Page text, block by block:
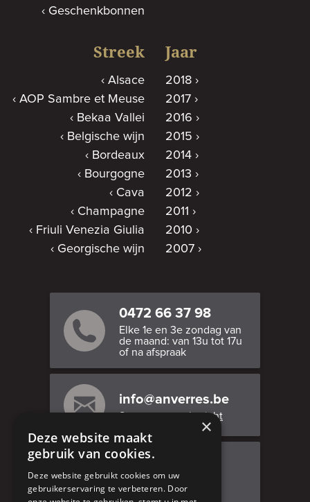
Geschenkbonnen
Streek
Alsace
AOP Sambre et Meuse
Bekaa Vallei
Belgische wijn
Bordeaux
Bourgogne
Cava
Champagne
Friuli Venezia Giulia
Georgische wijn
Jaar
2018
2017
2016
2015
2014
2013
2012
2011
2010
2007
0472 66 37 98
Elke 1e en 3e zondag van
de maand: van 13u tot 17u
of na afspraak
info@anverres.be
Stuur ons een bericht
Adresgegevens
×
Deze website maakt
gebruik van cookies.
Deze website gebruikt cookies om uw
gebruikerservaring te verbeteren. Door